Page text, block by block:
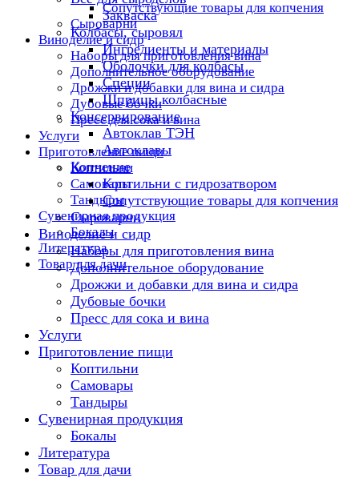
Сопутствующие товары для копчения
Сыроварни
Виноделие и сидр
Наборы для приготовления вина
Дополнительное оборудование
Дрожжи и добавки для вина и сидра
Дубовые бочки
Пресс для сока и вина
Услуги
Приготовление пищи
Коптильни
Самовары
Тандыры
Сувенирная продукция
Бокалы
Литература
Товар для дачи
Закваска
Колбасы, сыровял
Ингредиенты и материалы
Оболочки для колбасы
Специи
Шприцы колбасные
Консервирование
Автоклав ТЭН
Автоклавы
Копчение
Коптильни с гидрозатвором
Сопутствующие товары для копчения
Сыроварни
Виноделие и сидр
Наборы для приготовления вина
Дополнительное оборудование
Дрожжи и добавки для вина и сидра
Дубовые бочки
Пресс для сока и вина
Услуги
Приготовление пищи
Коптильни
Самовары
Тандыры
Сувенирная продукция
Бокалы
Литература
Товар для дачи